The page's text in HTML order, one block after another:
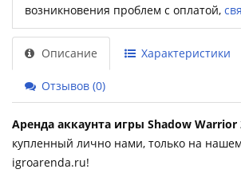
возникновения проблем с оплатой,
Описание Характеристики
Отзывов (0)
Аренда аккаунта игры Shadow Warrior
купленный лично нами, только на
igroarenda.ru!